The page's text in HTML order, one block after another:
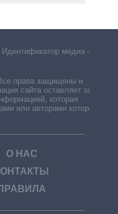
медиа –
права защищены и
сайта оставляет за
которая
или авторами которой
О НАС